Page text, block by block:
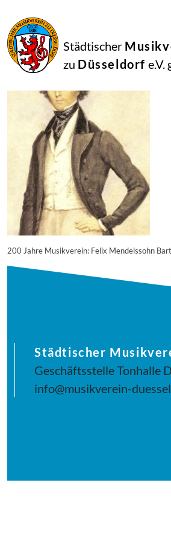
Städtischer
zu Düsseldorf e.V.
2018
administrator
Felix_Mendelssohn_Bartholdy
200 Jahre Musikverein: Felix Mendelssohn
Städtischer
Geschäftsstelle Tonhalle
info@musikverein-